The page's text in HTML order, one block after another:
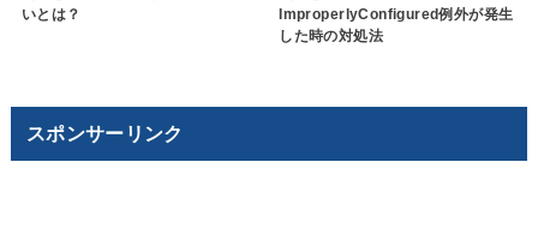
いとは？
ImproperlyConfigured例外が発生
した時の対処法
スポンサーリンク